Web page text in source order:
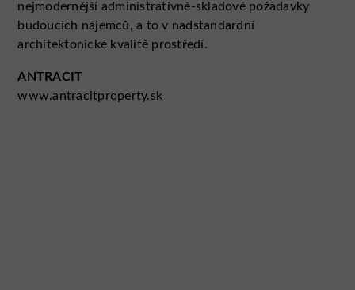
nejmodernější administrativně-skladové požadavky
budoucích nájemců, a to v nadstandardní
architektonické kvalitě prostředí.
ANTRACIT
www.antracitproperty.sk